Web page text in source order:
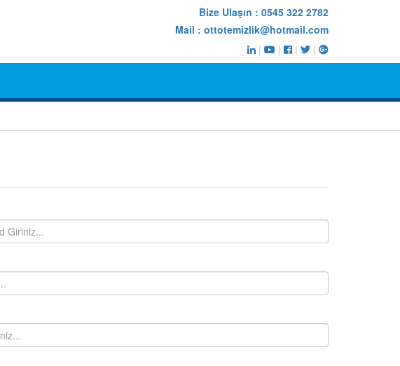
Bize Ulaşın : 0545 322 2782
Mail : ottotemizlik@hotmail.com
|
| | |